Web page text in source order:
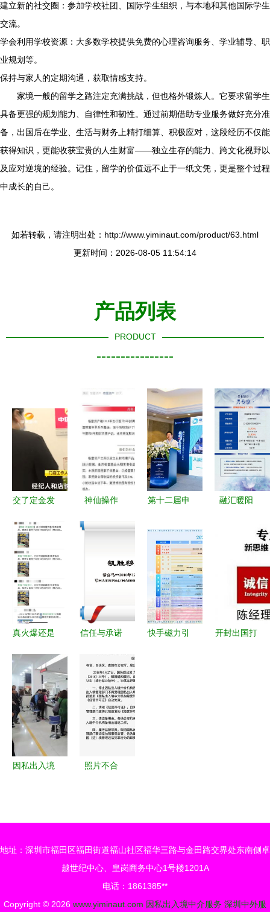
建立新的社交圈：参加学校社团、国际学生组织，与本地和其他国际学生
交流。
学会利用学校资源：大多数学校提供免费的心理咨询服务、学业辅导、职
业规划等。
保持与家人的定期沟通，获取情感支持。
家境一般的留学之路注定充满挑战，但也格外锻炼人。它要求留学生
具备更强的规划能力、自律性和韧性。通过前期借助专业服务做好充分准
备，出国后在学业、生活与财务上精打细算、积极应对，这段经历不仅能
获得知识，更能收获宝贵的人生财富——独立生存的能力、跨文化视野以
及应对逆境的经验。记住，留学的价值远不止于一纸文凭，更是整个过程
中成长的自己。
如若转载，请注明出处：http://www.yiminaut.com/product/63.html
更新时间：2026-08-05 11:54:14
产品列表
PRODUCT
----------------
交了定金发
不实，贝壳
中介接私单
两名从业人
员被开除
神仙操作
新行业纪
成行业趋势
第十二届申
募实盘大赛
对接会圆满
落幕 机构
聚焦高端服
务配套创新
融汇暖阳
最高5.30%
私行专属产
散投资寒冬
真火爆还是
被私推了
100遍，开
盘却只卖出
91套——因
私出入境中
介服务的迷
信任与承诺
收到加拿大
魁省投资移
民档案号的
喜讯
快手磁力引
开封出国打
因私出入境
照片不合
路”
地址：深圳市福田区福田街道福山社区福华三路与金田路交界处东南侧卓
越世纪中心、皇岗商务中心1号楼1201A
电话：1861385**
Copyright © 2026 www.yiminaut.com 因私出入境中介服务 深圳中外服